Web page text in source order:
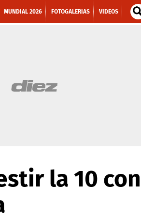
MUNDIAL 2026 FOTOGALERIAS VIDEOS
la 10